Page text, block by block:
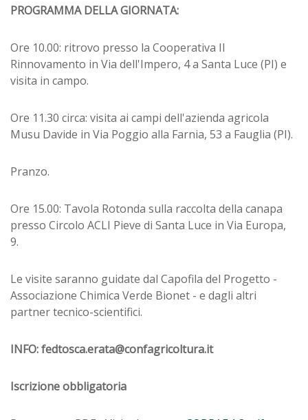
PROGRAMMA DELLA GIORNATA:
Ore 10.00: ritrovo presso la Cooperativa Il
Rinnovamento in Via dell'Impero, 4 a Santa Luce (PI) e
visita in campo.
Ore 11.30 circa: visita ai campi dell'azienda agricola
Musu Davide in Via Poggio alla Farnia, 53 a Fauglia (PI).
Pranzo.
Ore 15.00: Tavola Rotonda sulla raccolta della canapa
presso Circolo ACLI Pieve di Santa Luce in Via Europa,
9.
Le visite saranno guidate dal Capofila del Progetto -
Associazione Chimica Verde Bionet - e dagli altri
partner tecnico-scientifici.
INFO: fedtosca.erata@confagricoltura.it
Iscrizione obbligatoria